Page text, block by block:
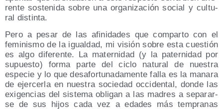
ren­te sos­te­ni­da sobre una orga­ni­za­ción social y cul­tu­
ral distinta.
Pero a pesar de las afi­ni­da­des que com­par­to con el
femi­nis­mo de la igual­dad, mi visión sobre esta cues­tión
es algo dife­ren­te. La mater­ni­dad (y la pater­ni­dad por
supues­to) for­ma par­te del ciclo natu­ral de nues­tra
espe­cie y lo que des­afor­tu­na­da­men­te falla es la mana­ra
de ejer­cer­la en nues­tra socie­dad occi­den­tal, don­de las
exi­gen­cias del sis­te­ma obli­gan a las madres a sepa­rar­
se de sus hijos cada vez a eda­des más tem­pra­nas